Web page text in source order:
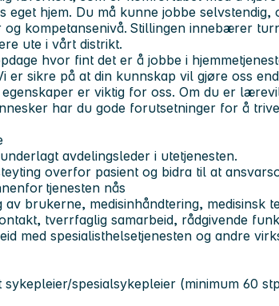
eget hjem. Du må kunne jobbe selvstendig,
og kompetansenivå. Stillingen innebærer
ute i vårt distrikt.
hvor fint det er å jobbe i
er sikre på at din kunnskap vil gjøre oss
er viktig for oss. Om du er
har du gode forutsetninger for å
avdelingsleder i utetjenesten.
overfor pasient og bidra til at
tjenesten nås
brukerne, medisinhåndtering, medisinsk
tverrfaglig samarbeid, rådgivende
med spesialisthelsetjenesten og andre
spesialsykepleier (minimum 60